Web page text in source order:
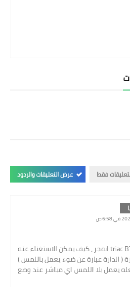
فقط
عرض التعليقات والردود
لدي سؤال : هو ان الtriac BT131 انفجر ، كيف يمكن الاستغناء عنه
( الدارة عبارة عن ضوء يعمل باللمس )
يعمل بلا اللمس اي مباشر عند وضع